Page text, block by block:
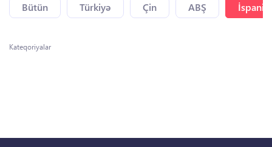
Bütün Türkiyə Çin ABŞ
Kateqoriyalar